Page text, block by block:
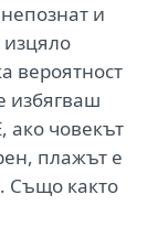
и
вероятност
избягваш
ако човекът
плажът е
Също както